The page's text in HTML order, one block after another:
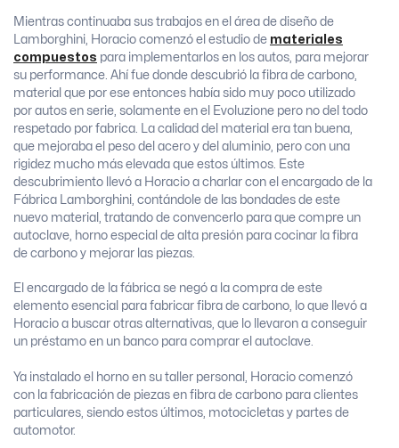
Mientras continuaba sus trabajos en el área de diseño de
Lamborghini, Horacio comenzó el estudio de materiales
compuestos para implementarlos en los autos, para mejorar
su performance. Ahí fue donde descubrió la fibra de carbono,
material que por ese entonces había sido muy poco utilizado
por autos en serie, solamente en el Evoluzione pero no del todo
respetado por fabrica. La calidad del material era tan buena,
que mejoraba el peso del acero y del aluminio, pero con una
rigidez mucho más elevada que estos últimos. Este
descubrimiento llevó a Horacio a charlar con el encargado de la
Fábrica Lamborghini, contándole de las bondades de este
nuevo material, tratando de convencerlo para que compre un
autoclave, horno especial de alta presión para cocinar la fibra
de carbono y mejorar las piezas.
El encargado de la fábrica se negó a la compra de este
elemento esencial para fabricar fibra de carbono, lo que llevó a
Horacio a buscar otras alternativas, que lo llevaron a conseguir
un préstamo en un banco para comprar el autoclave.
Ya instalado el horno en su taller personal, Horacio comenzó
con la fabricación de piezas en fibra de carbono para clientes
particulares, siendo estos últimos, motocicletas y partes de
automotor.